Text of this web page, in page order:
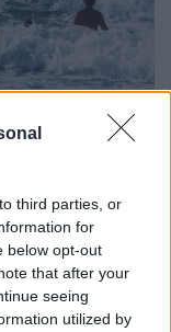
third parties, or
for
below opt-out
that after your
seeing
utilized by
συναγερμό η χώρα
ενισχύονται
τις επόμενες